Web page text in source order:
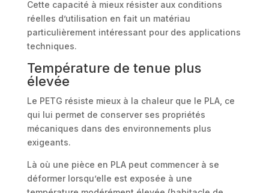
Cette capacité à mieux résister aux conditions
réelles d’utilisation en fait un matériau
particulièrement intéressant pour des applications
techniques.
Température de tenue plus
élevée
Le PETG résiste mieux à la chaleur que le PLA, ce
qui lui permet de conserver ses propriétés
mécaniques dans des environnements plus
exigeants.
Là où une pièce en PLA peut commencer à se
déformer lorsqu’elle est exposée à une